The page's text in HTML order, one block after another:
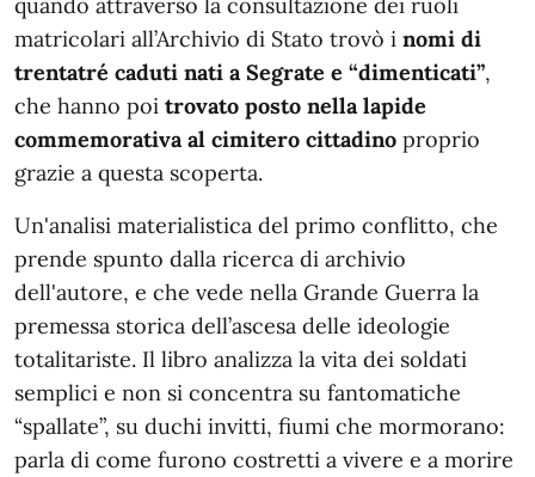
matricolari all’Archivio di Stato trovò i nomi di
trentatré caduti nati a Segrate e “dimenticati”,
che hanno poi trovato posto nella lapide
commemorativa al cimitero cittadino proprio
grazie a questa scoperta.
Un'analisi materialistica del primo conflitto, che
prende spunto dalla ricerca di archivio
dell'autore, e che vede nella Grande Guerra la
premessa storica dell’ascesa delle ideologie
totalitariste. Il libro analizza la vita dei soldati
semplici e non si concentra su fantomatiche
“spallate”, su duchi invitti, fiumi che mormorano:
parla di come furono costretti a vivere e a morire